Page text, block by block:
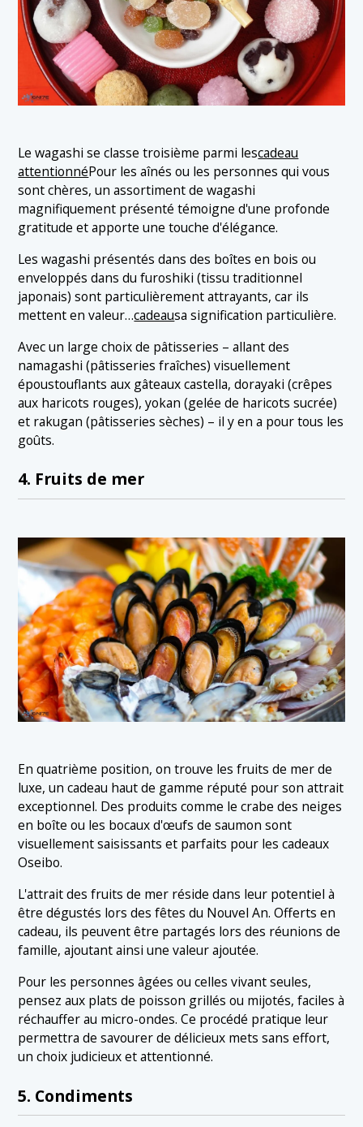
Le wagashi se classe troisième parmi lescadeau
attentionnéPour les aînés ou les personnes qui vous
sont chères, un assortiment de wagashi
magnifiquement présenté témoigne d'une profonde
gratitude et apporte une touche d'élégance.
Les wagashi présentés dans des boîtes en bois ou
enveloppés dans du furoshiki (tissu traditionnel
japonais) sont particulièrement attrayants, car ils
mettent en valeur…cadeausa signification particulière.
Avec un large choix de pâtisseries – allant des
namagashi (pâtisseries fraîches) visuellement
époustouflants aux gâteaux castella, dorayaki (crêpes
aux haricots rouges), yokan (gelée de haricots sucrée)
et rakugan (pâtisseries sèches) – il y en a pour tous les
goûts.
4. Fruits de mer
En quatrième position, on trouve les fruits de mer de
luxe, un cadeau haut de gamme réputé pour son attrait
exceptionnel. Des produits comme le crabe des neiges
en boîte ou les bocaux d'œufs de saumon sont
visuellement saisissants et parfaits pour les cadeaux
Oseibo.
L'attrait des fruits de mer réside dans leur potentiel à
être dégustés lors des fêtes du Nouvel An. Offerts en
cadeau, ils peuvent être partagés lors des réunions de
famille, ajoutant ainsi une valeur ajoutée.
Pour les personnes âgées ou celles vivant seules,
pensez aux plats de poisson grillés ou mijotés, faciles à
réchauffer au micro-ondes. Ce procédé pratique leur
permettra de savourer de délicieux mets sans effort,
un choix judicieux et attentionné.
5. Condiments